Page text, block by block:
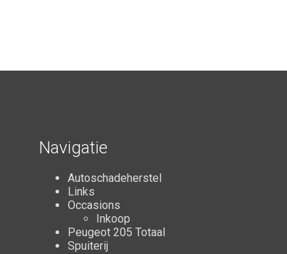
Navigatie
Autoschadeherstel
Links
Occasions
Inkoop
Peugeot 205 Totaal
Spuiterij